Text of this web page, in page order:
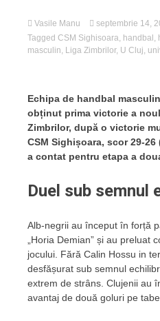
Vasile Manu septembrie 14,
Tagged CSM Sighisoara handbal
masculin Liga Zimbrilor, U Cluj
Echipa de handbal
obținut prima victorie a
Zimbrilor, după o victorie
CSM Sighișoara, scor 29-
a contat pentru etapa a
Duel sub semnul
Alb-negrii au început în forță
„Horia Demian” și au preluat
jocului. Fără Calin Hossu in
desfășurat sub semnul
extrem de strâns. Clujenii au
avantaj de două goluri pe